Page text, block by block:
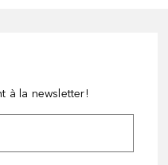
à la newsletter!